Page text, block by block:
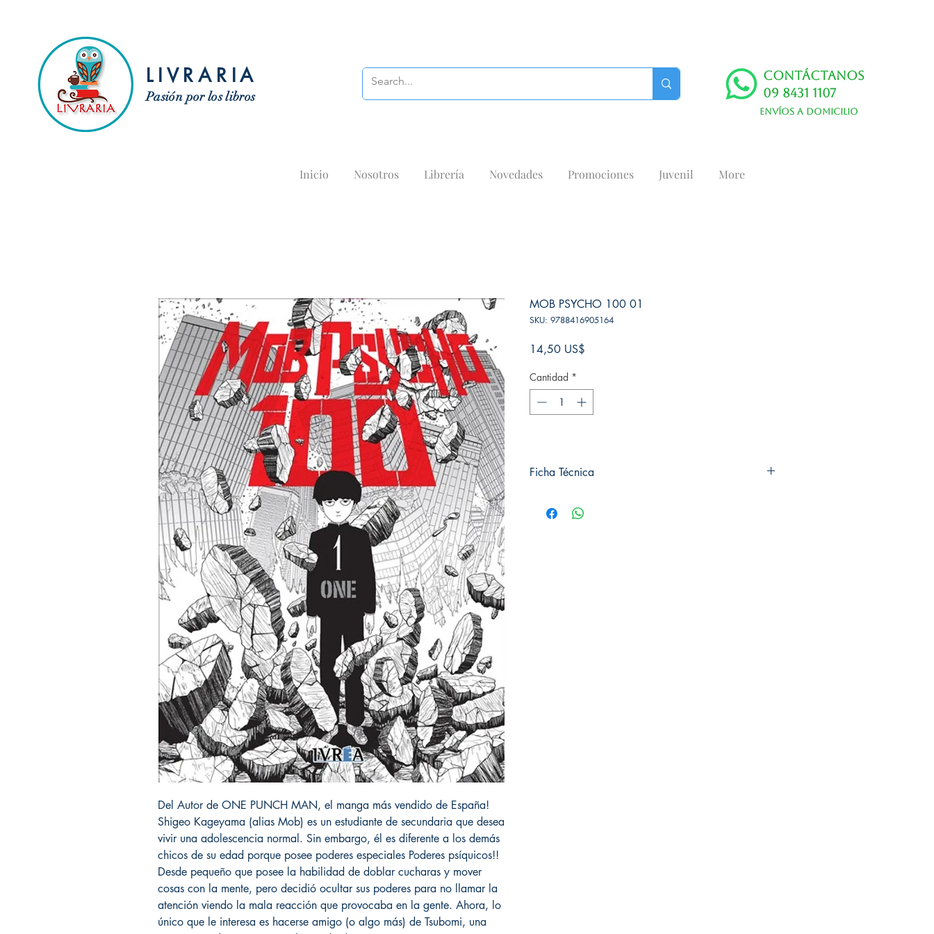
LIVRARIA
Pasión por los libros
Contáctanos
09 8431 1107
Envíos a domicilio
Inicio Nosotros Librería Novedades Promociones Juvenil More
Del Autor de ONE PUNCH MAN, el manga más vendido de España!
Shigeo Kageyama (alias Mob) es un estudiante de secundaria que desea
vivir una adolescencia normal. Sin embargo, él es diferente a los demás
chicos de su edad porque posee poderes especiales Poderes psíquicos!!
Desde pequeño que posee la habilidad de doblar cucharas y mover
cosas con la mente, pero decidió ocultar sus poderes para no llamar la
atención viendo la mala reacción que provocaba en la gente. Ahora, lo
único que le interesa es hacerse amigo (o algo más) de Tsubomi, una
MOB PSYCHO 100 01
SKU: 9788416905164
14,50 US$
Cantidad *
Ficha Técnica
Editorial: IVREA